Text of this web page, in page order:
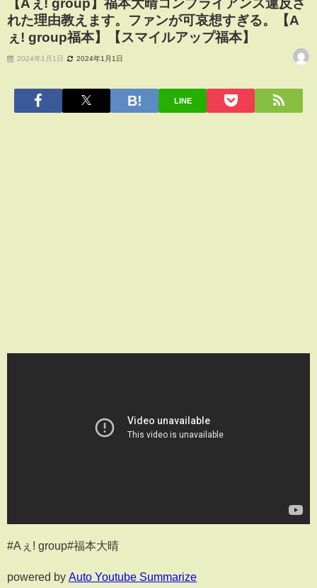
【Aぇ! group】福本大晴コンプライアンス違反さ
れた理由教えます。ファンが可哀想すぎる。【A
ぇ! group福本】【スマイルアップ福本】
2024年1月1日 2024年1月1日
LINE
#Aぇ! group#福本大晴
powered by Auto Youtube Summarize